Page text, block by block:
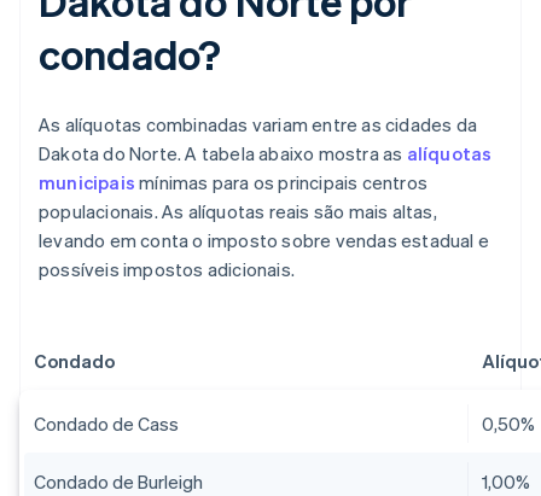
condado?
As alíquotas combinadas variam entre as cidades da
Dakota do Norte. A tabela abaixo mostra as alíquotas
municipais mínimas para os principais centros
populacionais. As alíquotas reais são mais altas,
levando em conta o imposto sobre vendas estadual e
possíveis impostos adicionais.
Condado
Condado de Cass 0,50%
Condado de Burleigh 1,00%